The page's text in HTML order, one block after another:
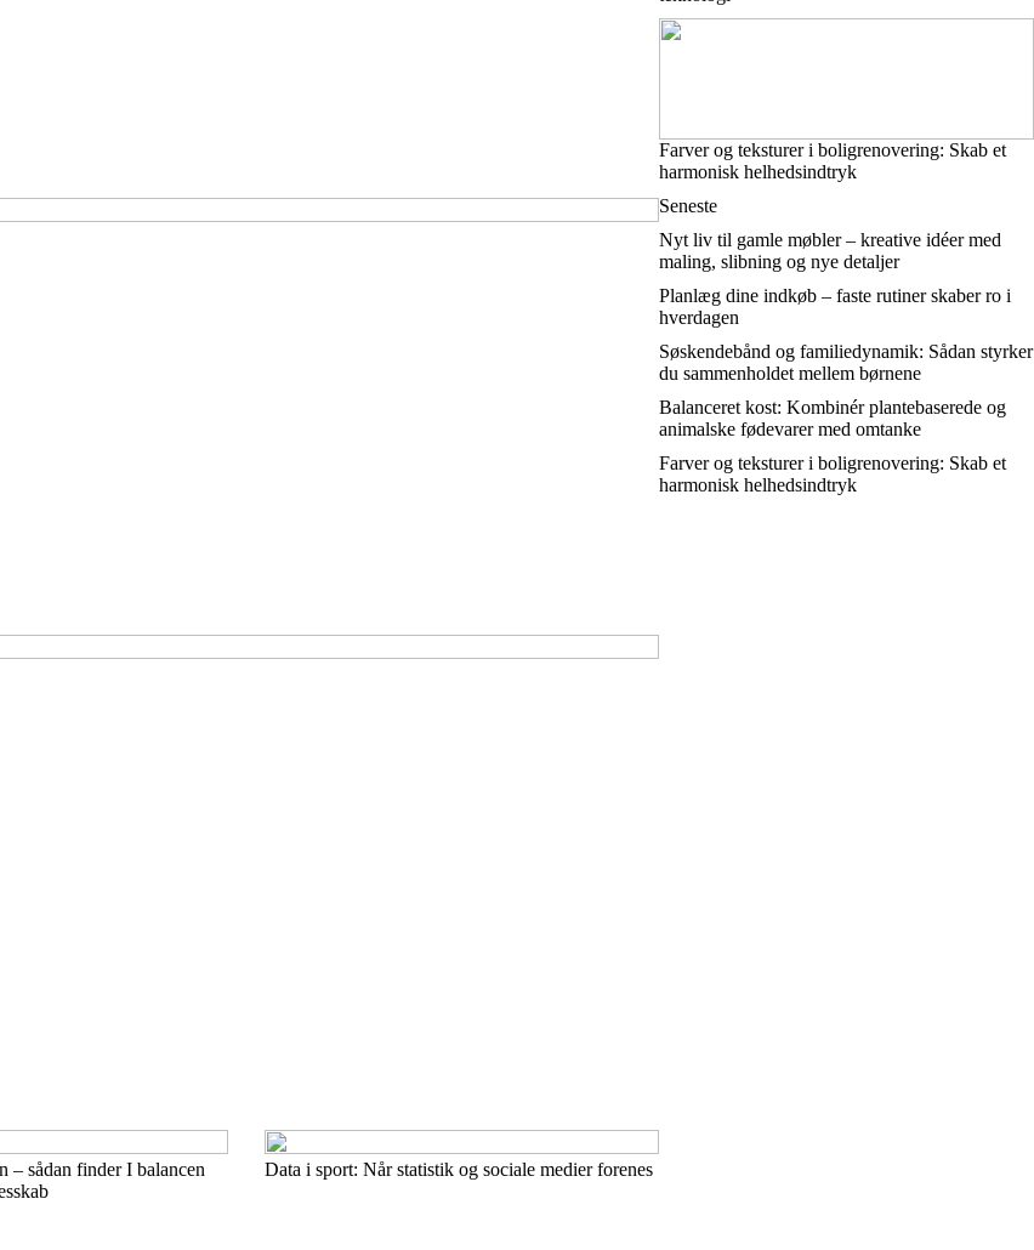
– sådan finder I balancen
Data i sport: Når statistik og sociale medier forenes
Farver og teksturer i boligrenovering: Skab et
harmonisk helhedsindtryk
Seneste
Nyt liv til gamle møbler – kreative idéer med
maling, slibning og nye detaljer
Planlæg dine indkøb – faste rutiner skaber ro i
hverdagen
Søskendebånd og familiedynamik: Sådan styrker
du sammenholdet mellem børnene
Balanceret kost: Kombinér plantebaserede og
animalske fødevarer med omtanke
Farver og teksturer i boligrenovering: Skab et
harmonisk helhedsindtryk